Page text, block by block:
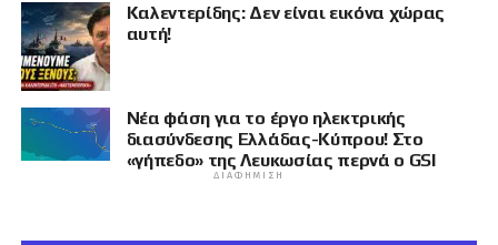
Καλεντερίδης: Δεν είναι εικόνα χώρας
αυτή!
Νέα φάση για το έργο ηλεκτρικής
διασύνδεσης Ελλάδας-Κύπρου! Στο
«γήπεδο» της Λευκωσίας περνά ο GSI
ΔΙΑΦΉΜΙΣΗ